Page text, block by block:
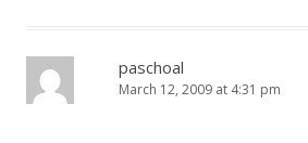
paschoal
March 12, 2009 at 4:31 pm